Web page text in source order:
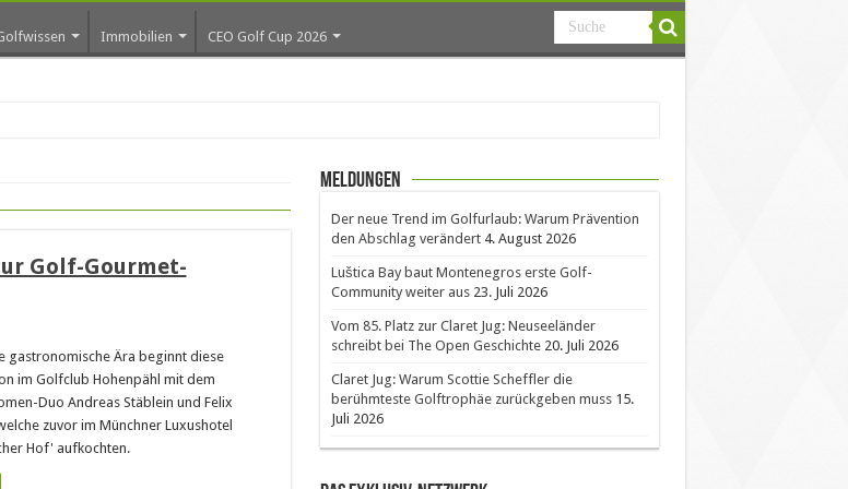
Immobilien CEO Golf Cup 2026
Golf-Gourmet-
gastronomische Ära beginnt diese
im Golfclub Hohenpähl mit dem
Duo Andreas Stäblein und Felix
zuvor im Münchner Luxushotel
Hof' aufkochten.
Meldungen
Der neue Trend im Golfurlaub: Warum Prävention
den Abschlag verändert 4. August 2026
Luštica Bay baut Montenegros erste Golf-
Community weiter aus 23. Juli 2026
Vom 85. Platz zur Claret Jug: Neuseeländer
schreibt bei The Open Geschichte 20. Juli 2026
Claret Jug: Warum Scottie Scheffler die
berühmteste Golftrophäe zurückgeben muss 15.
Juli 2026